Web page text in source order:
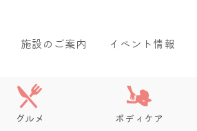
施設のご案内 イベント情報
グルメ ボディケア